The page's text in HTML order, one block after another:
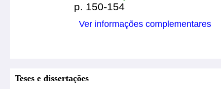
p. 150-154
Ver informações complementares
Teses e dissertações